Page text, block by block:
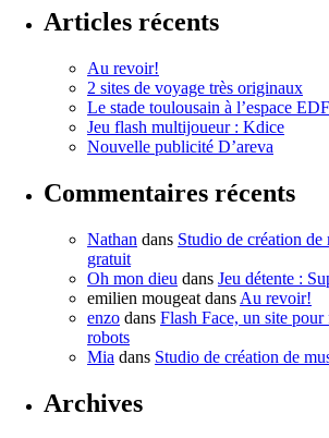
Articles récents
Au revoir!
2 sites de voyage très originaux
Le stade toulousain à l’espace
Jeu flash multijoueur : Kdice
Nouvelle publicité D’areva
Commentaires récents
Nathan dans Studio de création de
gratuit
Oh mon dieu dans Jeu détente :
emilien mougeat dans Au revoir!
enzo dans Flash Face, un site
robots
Mia dans Studio de création de
Archives